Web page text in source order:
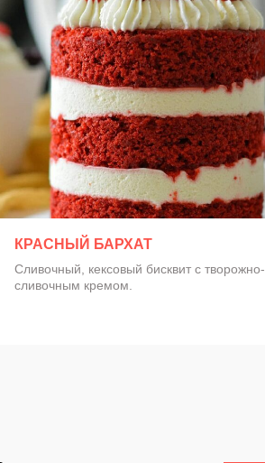
КРАСНЫЙ БАРХАТ
Сливочный, кексовый бисквит с творожно-
сливочным кремом.
Заказать